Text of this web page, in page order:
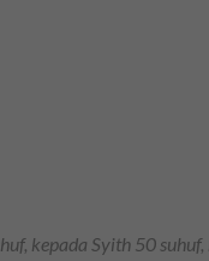
kepada Syith 50